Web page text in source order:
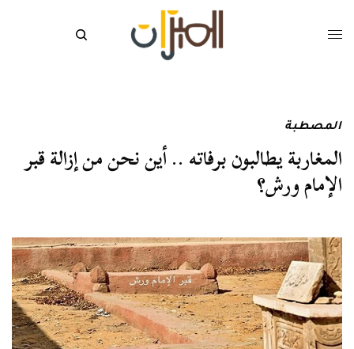
المصطبة
المغاربة يطالبون برفاته .. أين نحن من إزالة قبر
الإمام ورش؟